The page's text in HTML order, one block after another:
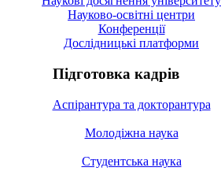
Науково-освітні центри
Конференції
Дослідницькі платформи
Підготовка кадрів
Аспірантура та докторантура
Молодіжна наука
Студентська наука